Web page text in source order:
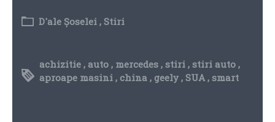
D'ale Șoselei , Stiri
achizitie , auto , mercedes ,stiri ,stiri auto ,
aproape masini ,china ,geely ,SUA ,smart